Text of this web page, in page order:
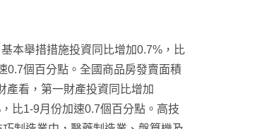
本舉措措施投資同比增加0.7%，比
0.7個百分點。全國商品房發賣面積
產看，第一財產投資同比增加
比1-9月份加速0.7個百分點。高技